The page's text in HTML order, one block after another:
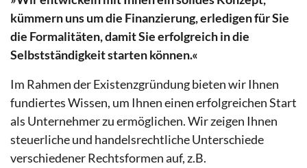
kümmern uns um die Finanzierung, erledigen für Sie
die Formalitäten, damit Sie erfolgreich in die
Selbstständigkeit starten können.«
Im Rahmen der Existenzgründung bieten wir Ihnen
fundiertes Wissen, um Ihnen einen erfolgreichen Start
als Unternehmer zu ermöglichen. Wir zeigen Ihnen
steuerliche und handelsrechtliche Unterschiede
verschiedener Rechtsformen auf, z.B.